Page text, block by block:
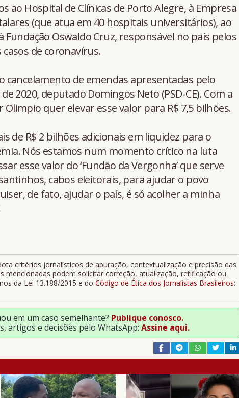
ao Hospital de Clínicas de Porto Alegre, à Empresa
(que atua em 40 hospitais universitários), ao
Fundação Oswaldo Cruz, responsável no país pelos
de coronavírus.
cancelamento de emendas apresentadas pelo
2020, deputado Domingos Neto (PSD-CE). Com a
quer elevar esse valor para R$ 7,5 bilhões.
de R$ 2 bilhões adicionais em liquidez para o
Nós estamos num momento crítico na luta
esse valor do ‘Fundão da Vergonha’ que serve
cabos eleitorais, para ajudar o povo
de fato, ajudar o país, é só acolher a minha
critérios jornalísticos de apuração, contextualização e precisão das
mencionadas podem solicitar correção, atualização, retificação ou
da Lei 13.188/2015 e do Código de Ética dos Jornalistas Brasileiros:
em um caso semelhante? Publique conosco.
artigos e decisões pelo WhatsApp: Assine aqui.